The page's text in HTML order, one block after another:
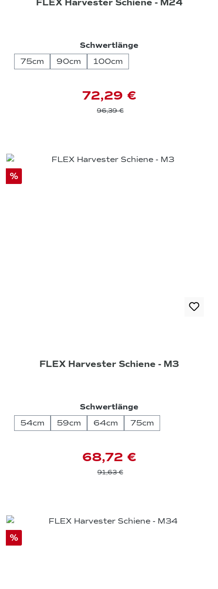
FLEX Harvester Schiene - M24
Schwertlängeauswählen
75cm
90cm 100cm
72,29 €
96,39 €
%
FLEX Harvester Schiene - M3
Schwertlängeauswählen
54cm
59cm 64cm 75cm
68,72 €
91,63 €
%